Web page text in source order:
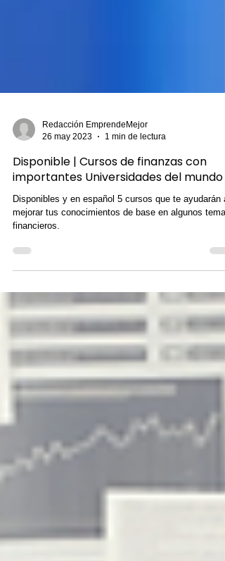
Redacción EmprendeMejor
26 may 2023
1 min de lectura
Disponible | Cursos de finanzas con
importantes Universidades del mundo
Disponibles y en español 5 cursos que te ayudarán a
financieros.